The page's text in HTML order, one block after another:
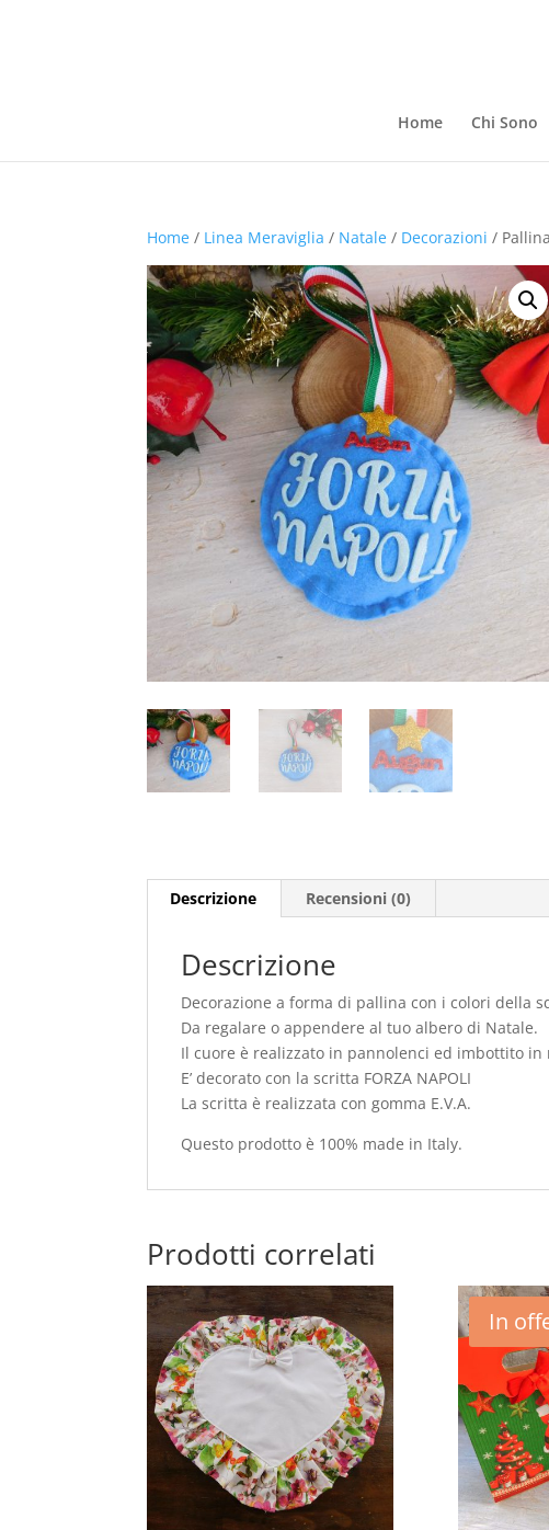
Home Chi Sono
Home / Linea Meraviglia / Natale / Decorazioni /
Descrizione Recensioni (0)
Descrizione
Decorazione a forma di pallina con i colori della
Da regalare o appendere al tuo albero di Natale.
Il cuore è realizzato in pannolenci ed imbottito
E’ decorato con la scritta FORZA NAPOLI
La scritta è realizzata con gomma E.V.A.
Questo prodotto è 100% made in Italy.
Prodotti correlati
In